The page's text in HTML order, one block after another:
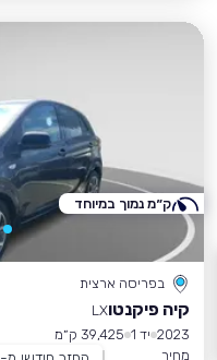
בפריסה ארצית
קיה פיקנטוLX
2023 יד 1
39,425 ק״מ
מחיר
ק״מ נמוך במיוחד